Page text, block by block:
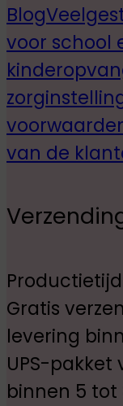
Blog
voor school
van de
Gratis
levering
UPS-pakket
binnen 5 tot